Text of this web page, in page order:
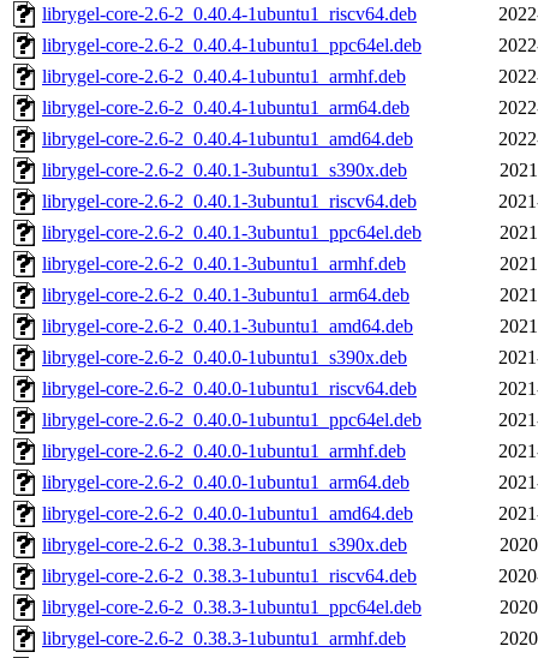
librygel-core-2.6-2_0.40.4-1ubuntu1_riscv64.deb
librygel-core-2.6-2_0.40.4-1ubuntu1_ppc64el.deb
librygel-core-2.6-2_0.40.4-1ubuntu1_armhf.deb
librygel-core-2.6-2_0.40.4-1ubuntu1_arm64.deb
librygel-core-2.6-2_0.40.4-1ubuntu1_amd64.deb
librygel-core-2.6-2_0.40.1-3ubuntu1_s390x.deb
librygel-core-2.6-2_0.40.1-3ubuntu1_riscv64.deb
librygel-core-2.6-2_0.40.1-3ubuntu1_ppc64el.deb
librygel-core-2.6-2_0.40.1-3ubuntu1_armhf.deb
librygel-core-2.6-2_0.40.1-3ubuntu1_arm64.deb
librygel-core-2.6-2_0.40.1-3ubuntu1_amd64.deb
librygel-core-2.6-2_0.40.0-1ubuntu1_s390x.deb
librygel-core-2.6-2_0.40.0-1ubuntu1_riscv64.deb
librygel-core-2.6-2_0.40.0-1ubuntu1_ppc64el.deb
librygel-core-2.6-2_0.40.0-1ubuntu1_armhf.deb
librygel-core-2.6-2_0.40.0-1ubuntu1_arm64.deb
librygel-core-2.6-2_0.40.0-1ubuntu1_amd64.deb
librygel-core-2.6-2_0.38.3-1ubuntu1_s390x.deb
librygel-core-2.6-2_0.38.3-1ubuntu1_riscv64.deb
librygel-core-2.6-2_0.38.3-1ubuntu1_ppc64el.deb
librygel-core-2.6-2_0.38.3-1ubuntu1_armhf.deb